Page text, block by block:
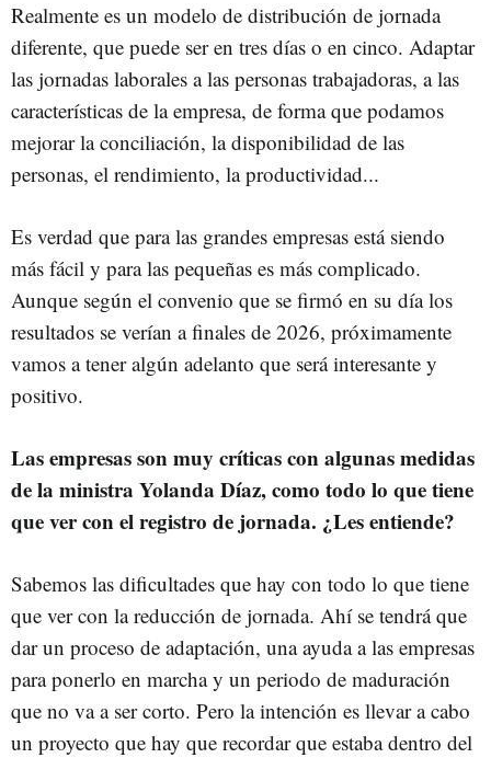
Realmente es un modelo de distribución de jornada
diferente, que puede ser en tres días o en cinco. Adaptar
las jornadas laborales a las personas trabajadoras, a las
características de la empresa, de forma que podamos
mejorar la conciliación, la disponibilidad de las
personas, el rendimiento, la productividad...
Es verdad que para las grandes empresas está siendo
más fácil y para las pequeñas es más complicado.
Aunque según el convenio que se firmó en su día los
resultados se verían a finales de 2026, próximamente
vamos a tener algún adelanto que será interesante y
positivo.
Las empresas son muy críticas con algunas medidas
de la ministra Yolanda Díaz, como todo lo que tiene
que ver con el registro de jornada. ¿Les entiende?
Sabemos las dificultades que hay con todo lo que tiene
que ver con la reducción de jornada. Ahí se tendrá que
dar un proceso de adaptación, una ayuda a las empresas
para ponerlo en marcha y un periodo de maduración
que no va a ser corto. Pero la intención es llevar a cabo
un proyecto que hay que recordar que estaba dentro del